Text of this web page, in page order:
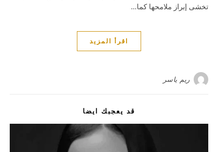
تخشى إبراز ملامحها كما…
اقرأ المزيد
ريم ياسر
قد يعجبك ايضا